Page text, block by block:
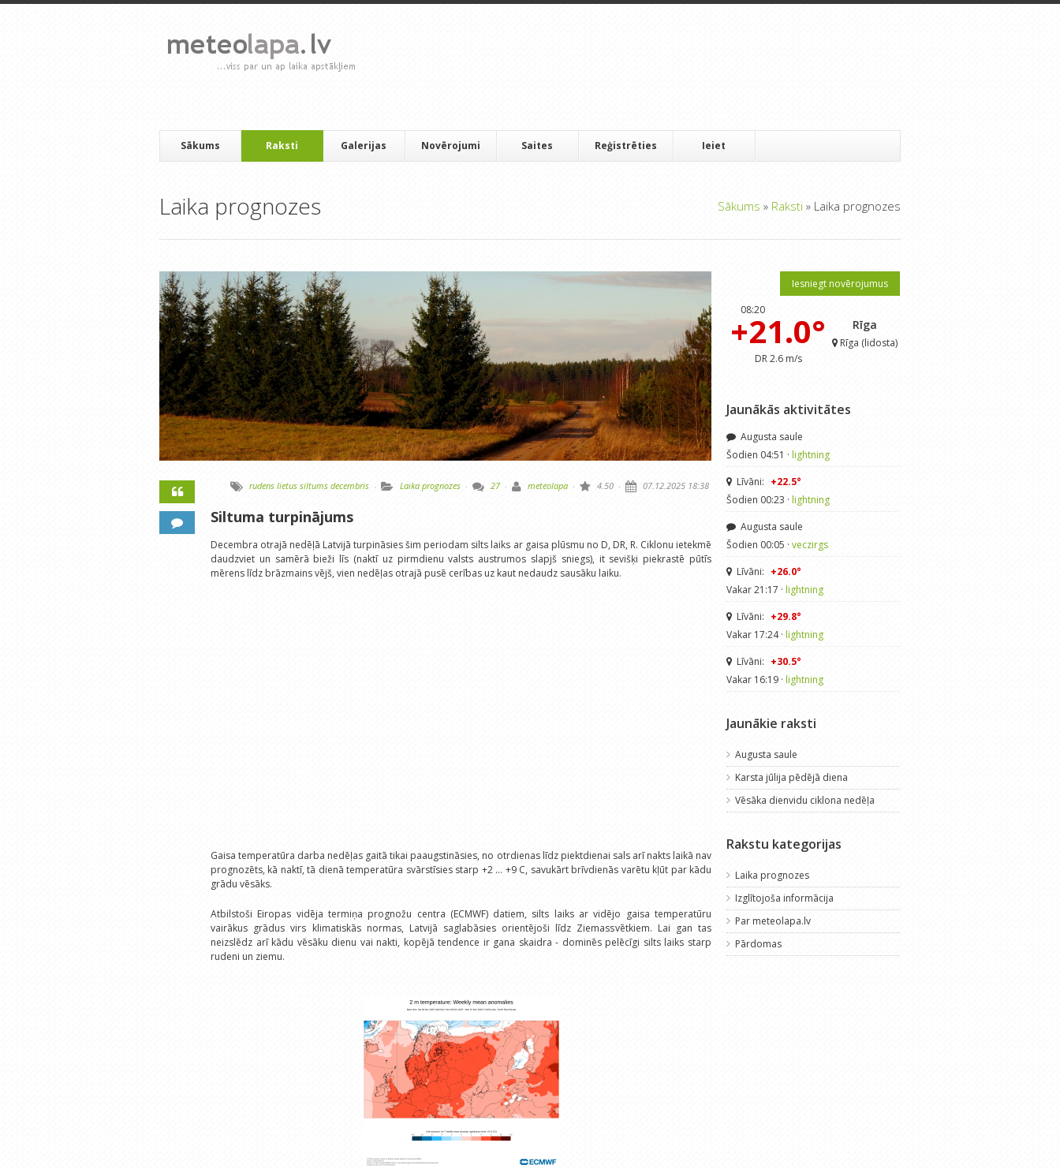
Sākums Raksti Galerijas Novērojumi Saites Reģistrēties Ieiet
Laika prognozes Sākums » Raksti » Laika prognozes
rudens lietus siltums decembris · Laika prognozes · 27 · meteolapa · 4.50 · 07.12.2025 18:38
Siltuma turpinājums
Decembra otrajā nedēļā Latvijā turpināsies šim periodam silts laiks ar gaisa plūsmu no D, DR, R. Ciklonu ietekmē
daudzviet un samērā bieži līs (naktī uz pirmdienu valsts austrumos slapjš sniegs), it sevišķi piekrastē pūtīs
mērens līdz brāzmains vējš, vien nedēļas otrajā pusē cerības uz kaut nedaudz sausāku laiku.
Gaisa temperatūra darba nedēļas gaitā tikai paaugstināsies, no otrdienas līdz piektdienai sals arī nakts laikā nav
prognozēts, kā naktī, tā dienā temperatūra svārstīsies starp +2 ... +9 C, savukārt brīvdienās varētu kļūt par kādu
grādu vēsāks.
Atbilstoši Eiropas vidēja termiņa prognožu centra (ECMWF) datiem, silts laiks ar vidējo gaisa temperatūru
vairākus grādus virs klimatiskās normas, Latvijā saglabāsies orientējoši līdz Ziemassvētkiem. Lai gan tas
neizslēdz arī kādu vēsāku dienu vai nakti, kopējā tendence ir gana skaidra - dominēs pelēcīgi silts laiks starp
rudeni un ziemu.
Iesniegt novērojumus
08:20
+21.0°
DR 2.6 m/s
Rīga
Rīga (lidosta)
Jaunākās aktivitātes
Augusta saule
Šodien 04:51 · lightning
Līvāni: +22.5°
Šodien 00:23 · lightning
Augusta saule
Šodien 00:05 · veczirgs
Līvāni: +26.0°
Vakar 21:17 · lightning
Līvāni: +29.8°
Vakar 17:24 · lightning
Līvāni: +30.5°
Vakar 16:19 · lightning
Jaunākie raksti
Augusta saule
Karsta jūlija pēdējā diena
Vēsāka dienvidu ciklona nedēļa
Rakstu kategorijas
Laika prognozes
Izglītojoša informācija
Par meteolapa.lv
Pārdomas